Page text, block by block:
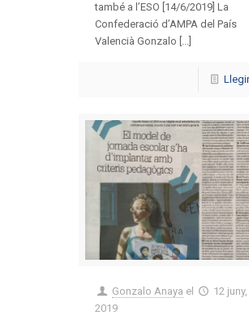
també a l’ESO [14/6/2019] La
Confederació d’AMPA del País
Valencià Gonzalo [...]
Gonzalo Anaya el
12 juny,
2019